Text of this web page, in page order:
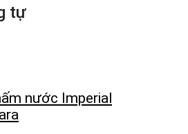
tự
nước Imperial